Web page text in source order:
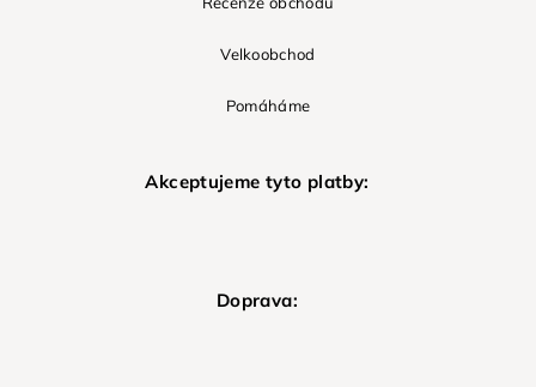
Velkoobchod
Pomáháme
Akceptujeme tyto platby:
Doprava: